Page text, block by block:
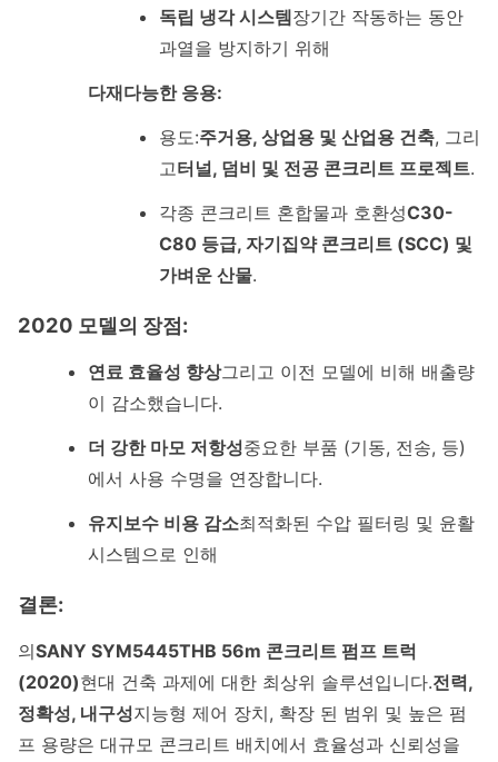
독립 냉각 시스템장기간 작동하는 동안
과열을 방지하기 위해
다재다능한 응용:
용도:주거용, 상업용 및 산업용 건축, 그리
고터널, 덤비 및 전공 콘크리트 프로젝트.
각종 콘크리트 혼합물과 호환성C30-
C80 등급, 자기집약 콘크리트 (SCC) 및
가벼운 산물.
2020 모델의 장점:
연료 효율성 향상그리고 이전 모델에 비해 배출량
이 감소했습니다.
더 강한 마모 저항성중요한 부품 (기동, 전송, 등)
에서 사용 수명을 연장합니다.
유지보수 비용 감소최적화된 수압 필터링 및 윤활
시스템으로 인해
결론:
의SANY SYM5445THB 56m 콘크리트 펌프 트럭
(2020)현대 건축 과제에 대한 최상위 솔루션입니다.전력,
정확성, 내구성지능형 제어 장치, 확장 된 범위 및 높은 펌
프 용량은 대규모 콘크리트 배치에서 효율성과 신뢰성을